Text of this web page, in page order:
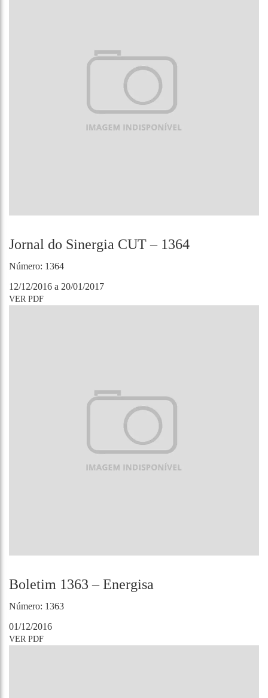
Jornal do Sinergia CUT – 1364
Número: 1364
12/12/2016 a 20/01/2017
VER PDF
Boletim 1363 – Energisa
Número: 1363
01/12/2016
VER PDF